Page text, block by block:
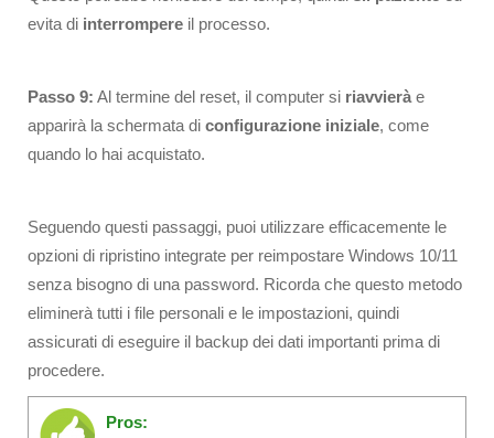
evita di interrompere il processo.
Passo 9: Al termine del reset, il computer si riavvierà e
apparirà la schermata di configurazione iniziale, come
quando lo hai acquistato.
Seguendo questi passaggi, puoi utilizzare efficacemente le
opzioni di ripristino integrate per reimpostare Windows 10/11
senza bisogno di una password. Ricorda che questo metodo
eliminerà tutti i file personali e le impostazioni, quindi
assicurati di eseguire il backup dei dati importanti prima di
procedere.
Pros: